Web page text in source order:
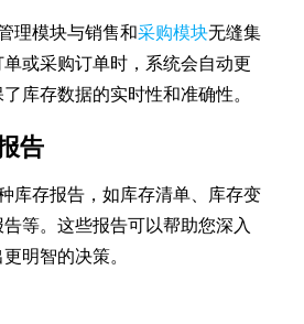
理模块与销售和采购模块无缝集
或采购订单时，系统会自动更
库存数据的实时性和准确性。
告
库存报告，如库存清单、库存变
等。这些报告可以帮助您深入
明智的决策。